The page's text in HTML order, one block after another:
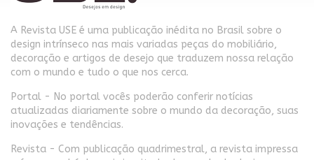
A Revista USE é uma publicação inédita no Brasil sobre o
design intrínseco nas mais variadas peças do mobiliário,
decoração e artigos de desejo que traduzem nossa relação
com o mundo e tudo o que nos cerca.
Portal - No portal vocês poderão conferir notícias
atualizadas diariamente sobre o mundo da decoração, suas
inovações e tendências.
Revista - Com publicação quadrimestral, a revista impressa